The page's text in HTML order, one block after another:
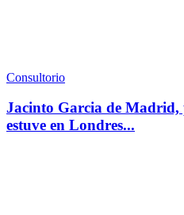
Consultorio
Jacinto Garcia de
estuve en Londres...